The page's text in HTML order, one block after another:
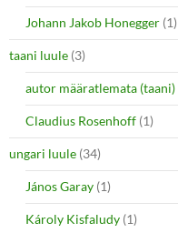
Johann Jakob Honegger (1)
taani luule (3)
autor määratlemata (taani)
Claudius Rosenhoff (1)
ungari luule (34)
János Garay (1)
Károly Kisfaludy (1)